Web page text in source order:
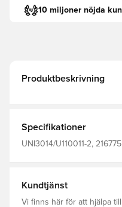
10 miljoner nöjda
Produktbeskrivning
Specifikationer
UNI3014/U110011-2,
Kundtjänst
Vi finns här för att hjälpa till